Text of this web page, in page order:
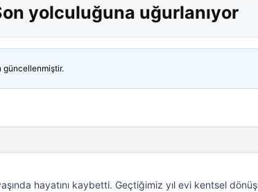
yolculuğuna uğurlanıyor
güncellenmiştir.
hayatını kaybetti. Geçtiğimiz yıl evi kentsel